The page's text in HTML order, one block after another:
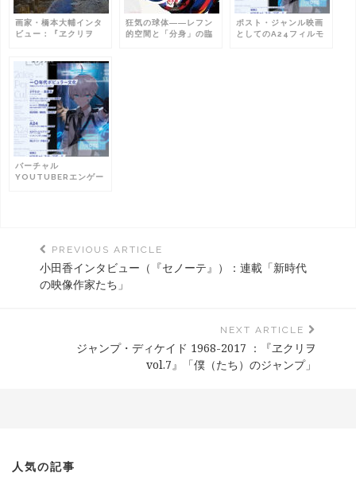
画家・橋本大輔インタ
ビュー：『ヱクリヲ
外編
狂気の球体――レフン
的空間と「分身」の臨
ポスト・ジャンル映画
としてのA24フィルモ
バーチャル
YOUTUBERエンゲー
PREVIOUS ARTICLE
小田香インタビュー（『セノーテ』）：連載「新時代
の映像作家たち」
NEXT ARTICLE
ジャンプ・ディケイド 1968-2017 ：『ヱクリヲ
vol.7』「僕（たち）のジャンプ」
人気の記事